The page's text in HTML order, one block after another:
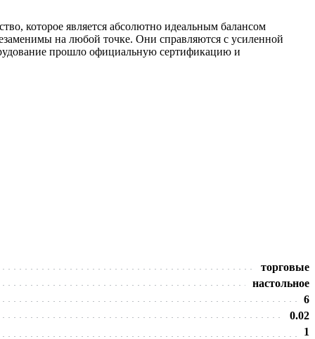
которое является абсолютно идеальным балансом
на любой точке. Они справляются с усиленной
прошло официальную сертификацию и
торговые
настольное
6
0.02
1